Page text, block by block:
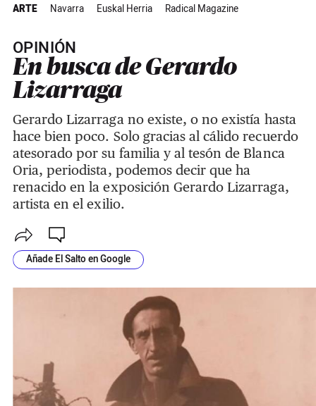
ARTE Navarra Euskal Herria Radical Magazine
OPINIÓN
En busca de Gerardo
Lizarraga
Gerardo Lizarraga no existe, o no existía hasta
hace bien poco. Solo gracias al cálido recuerdo
atesorado por su familia y al tesón de Blanca
Oria, periodista, podemos decir que ha
renacido en la exposición Gerardo Lizarraga,
artista en el exilio.
Añade El Salto en Google